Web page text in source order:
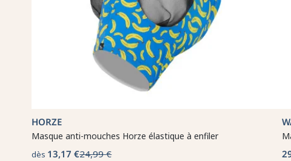
HORZE
Masque anti-mouches Horze élastique à enfiler
dès 13,17 €24,99 €